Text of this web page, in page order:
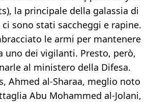
la principale della galassia di
sono stati saccheggi e rapine.
le armi per mantenere
uno dei vigilanti. Presto, però,
al ministero della Difesa.
Ahmed al-Sharaa, meglio noto
Abu Mohammed al-Jolani,